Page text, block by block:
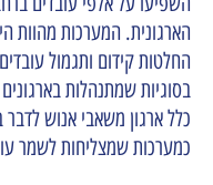
הארגונית. המערכות מהוות
בסוגיות שמתנהלות
כלל ארגון משאבי אנוש
כמערכות שמצליחות לשמר